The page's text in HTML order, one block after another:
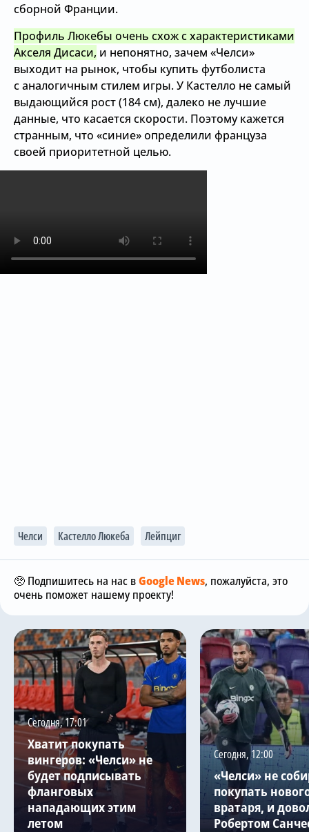
сборной Франции.
Профиль Люкебы очень схож с характеристиками
Акселя Дисаси, и непонятно, зачем «Челси»
выходит на рынок, чтобы купить футболиста
с аналогичным стилем игры. У Кастелло не самый
выдающийся рост (184 см), далеко не лучшие
данные, что касается скорости. Поэтому кажется
странным, что «синие» определили француза
своей приоритетной целью.
Челси Кастелло Люкеба Лейпциг
🥺 Подпишитесь на нас вGoogle News, пожалуйста, это
очень поможет нашему проекту!
Сегодня, 17:01
Хватит покупать
вингеров: «Челси» не
будет подписывать
фланговых
нападающих этим
летом
Сегодня, 12:00
«Челси» не
покупать
вратаря, и
Робертом